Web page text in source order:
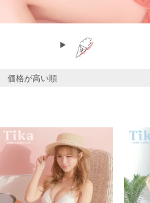
価格が高い順